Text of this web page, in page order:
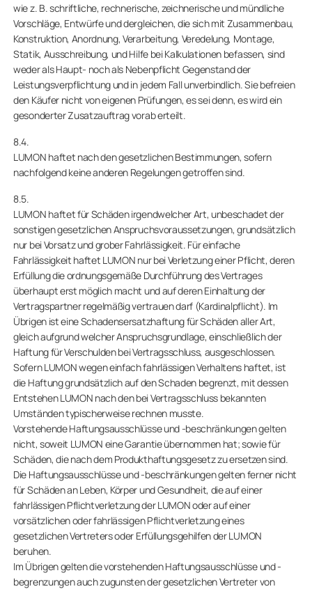
wie z. B. schriftliche, rechnerische, zeichnerische und mündliche
Vorschläge, Entwürfe und dergleichen, die sich mit Zusammenbau,
Konstruktion, Anordnung, Verarbeitung, Veredelung, Montage,
Statik, Ausschreibung, und Hilfe bei Kalkulationen befassen, sind
weder als Haupt- noch als Nebenpflicht Gegenstand der
Leistungsverpflichtung und in jedem Fall unverbindlich. Sie befreien
den Käufer nicht von eigenen Prüfungen, es sei denn, es wird ein
gesonderter Zusatzauftrag vorab erteilt.
8.4.
LUMON haftet nach den gesetzlichen Bestimmungen, sofern
nachfolgend keine anderen Regelungen getroffen sind.
8.5.
LUMON haftet für Schäden irgendwelcher Art, unbeschadet der
sonstigen gesetzlichen Anspruchsvoraussetzungen, grundsätzlich
nur bei Vorsatz und grober Fahrlässigkeit. Für einfache
Fahrlässigkeit haftet LUMON nur bei Verletzung einer Pflicht, deren
Erfüllung die ordnungsgemäße Durchführung des Vertrages
überhaupt erst möglich macht und auf deren Einhaltung der
Vertragspartner regelmäßig vertrauen darf (Kardinalpflicht). Im
Übrigen ist eine Schadensersatzhaftung für Schäden aller Art,
gleich aufgrund welcher Anspruchsgrundlage, einschließlich der
Haftung für Verschulden bei Vertragsschluss, ausgeschlossen.
Sofern LUMON wegen einfach fahrlässigen Verhaltens haftet, ist
die Haftung grundsätzlich auf den Schaden begrenzt, mit dessen
Entstehen LUMON nach den bei Vertragsschluss bekannten
Umständen typischerweise rechnen musste.
Vorstehende Haftungsausschlüsse und -beschränkungen gelten
nicht, soweit LUMON eine Garantie übernommen hat; sowie für
Schäden, die nach dem Produkthaftungsgesetz zu ersetzen sind.
Die Haftungsausschlüsse und -beschränkungen gelten ferner nicht
für Schäden an Leben, Körper und Gesundheit, die auf einer
fahrlässigen Pflichtverletzung der LUMON oder auf einer
vorsätzlichen oder fahrlässigen Pflichtverletzung eines
gesetzlichen Vertreters oder Erfüllungsgehilfen der LUMON
beruhen.
Im Übrigen gelten die vorstehenden Haftungsausschlüsse und -
begrenzungen auch zugunsten der gesetzlichen Vertreter von